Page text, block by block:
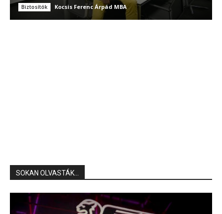
Biztosítók Kocsis Ferenc Árpád MBA
SOKAN OLVASTÁK...